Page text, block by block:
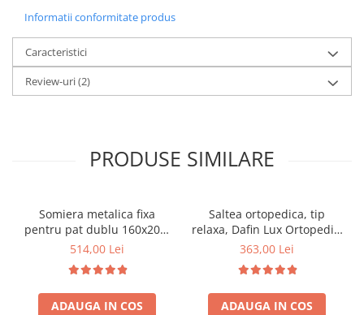
Informatii conformitate produs
Caracteristici
Review-uri(2)
PRODUSE SIMILARE
Somiera metalica fixa
pentru pat dublu 160x200,
6 picioare, 32 lamele lemn
saltea ferm, negru
514,00 Lei
ADAUGA IN COS
Saltea ortopedica, tip
relaxa, Dafin Lux Ortopedic,
90x200x21cm, fermitate
tip Bonell, fata vara-iarna,
sistem de aerisire cu
butoni, Salt Confort
363,00 Lei
ADAUGA IN COS